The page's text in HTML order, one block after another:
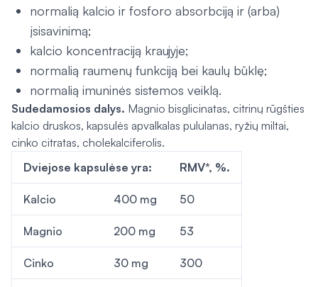
normalią kalcio ir fosforo absorbciją ir (arba)
įsisavinimą;
kalcio koncentraciją kraujyje;
normalią raumenų funkciją bei kaulų būklę;
normalią imuninės sistemos veiklą.
Sudedamosios dalys. Magnio bisglicinatas, citrinų rūgšties
kalcio druskos, kapsulės apvalkalas pululanas, ryžių miltai,
cinko citratas, cholekalciferolis.
Dviejose kapsulėse yra:
RMV*, %.
Kalcio 400 mg 50
Magnio 200 mg 53
Cinko 30 mg 300